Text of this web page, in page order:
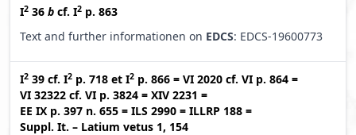
I2 36 b cf. I2 p. 863
Text and further informationen on EDCS: EDCS-19600773
I2 39 cf. I2 p. 718 et I2 p. 866 = VI 2020 cf. VI p. 864 =
VI 32322 cf. VI p. 3824 = XIV 2231 =
EE IX p. 397 n. 655 = ILS 2990 = ILLRP 188 =
Suppl. It. – Latium vetus 1, 154